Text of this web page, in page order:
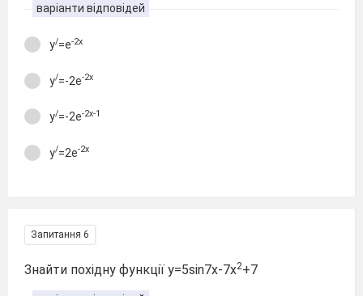
варіанти відповідей
у/=е-2х
у/=-2е-2х
у/=-2е-2х-1
у/=2е-2х
Запитання 6
Знайти похідну функції у=5sin7x-7x2+7